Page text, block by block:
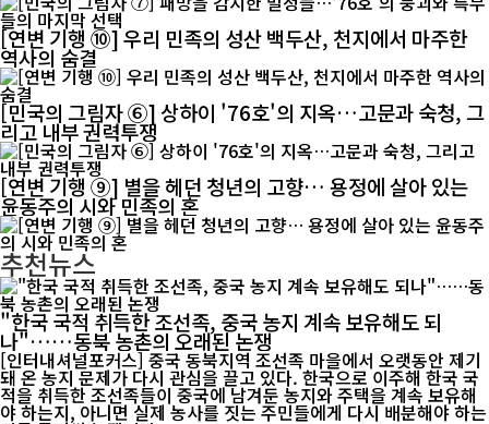
[연변 기행 ⑩] 우리 민족의 성산 백두산, 천지에서 마주한
역사의 숨결
[민국의 그림자 ⑥] 상하이 '76호'의 지옥…고문과 숙청, 그
리고 내부 권력투쟁
[연변 기행 ⑨] 별을 헤던 청년의 고향… 용정에 살아 있는
윤동주의 시와 민족의 혼
추천뉴스
"한국 국적 취득한 조선족, 중국 농지 계속 보유해도 되
나"……동북 농촌의 오래된 논쟁
[인터내셔널포커스] 중국 동북지역 조선족 마을에서 오랫동안 제기
돼 온 농지 문제가 다시 관심을 끌고 있다. 한국으로 이주해 한국 국
적을 취득한 조선족들이 중국에 남겨둔 농지와 주택을 계속 보유해
야 하는지, 아니면 실제 농사를 짓는 주민들에게 다시 배분해야 하는